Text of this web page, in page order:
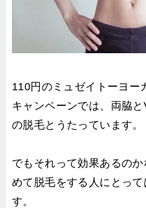
110円のミュゼイトーヨー
キャンペーンでは、両脇
の脱毛とうたっています。
でもそれって効果あるの
めて脱毛をする人にとっ
す。